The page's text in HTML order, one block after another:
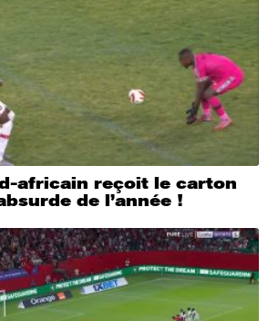
africain reçoit le carton
de l’année !